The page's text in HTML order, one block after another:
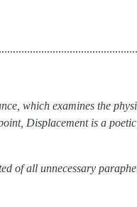
which examines the
Displacement is a
of all unnecessary